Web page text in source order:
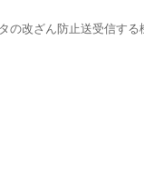
改ざん防止送受信す